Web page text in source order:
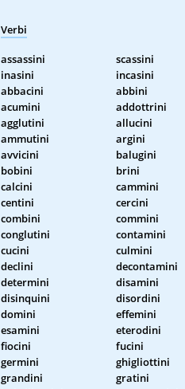
Verbi
assassini scassini
inasini
incasini
abbacini
abbini
acumini
addottrini
agglutini
allucini
ammutini
argini
avvicini
balugini
bobini
brini
calcini
cammini
centini
cercini
combini
commini
conglutini
contamini
cucini
culmini
declini
decontamini
determini
disamini
disinquini
disordini
domini
effemini
esamini
eterodini
fiocini
fucini
germini
ghigliottini
grandini
gratini